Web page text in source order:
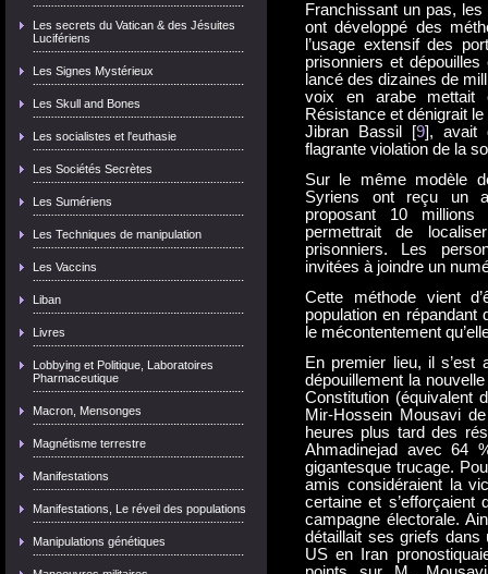
Les secrets du Vatican & des Jésuites
Lucifériens
Les Signes Mystérieux
Les Skull and Bones
Les socialistes et l'euthasie
Les Sociétés Secrètes
Les Sumériens
Les Techniques de manipulation
Les Vaccins
Liban
Livres
Lobbying et Politique, Laboratoires
Pharmaceutique
Macron, Mensonges
Magnétisme terrestre
Manifestations
Manifestations, Le réveil des populations
Manipulations génétiques
Franchissant un pas,
ont développé des
l’usage extensif des
prisonniers et
lancé des dizaines de
voix en arabe mettait
Résistance et dénigrait
Jibran Bassil [9], avait
flagrante violation de la
Sur le même modèle
Syriens ont reçu un
proposant 10
permettrait de
prisonniers. Les
invitées à joindre un
Cette méthode vient
population en répandant
le mécontentement
En premier lieu, il s’est
dépouillement la
Constitution (équivalent
Mir-Hossein Mousavi
heures plus tard des
Ahmadinejad avec 64
gigantesque trucage.
amis considéraient la
certaine et s’efforçaient
campagne électorale.
détaillait ses griefs dans
US en Iran